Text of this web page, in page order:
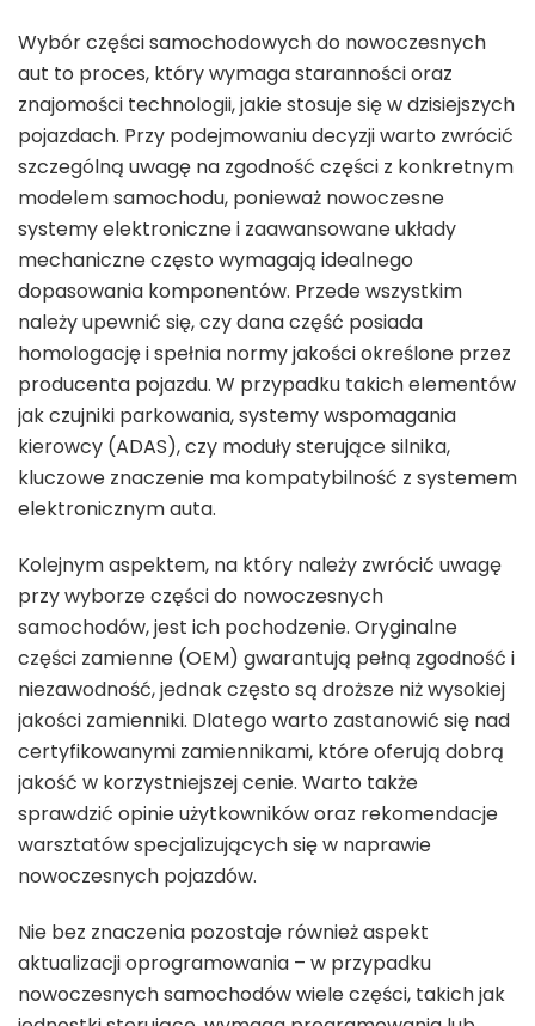
Wybór części samochodowych do nowoczesnych
aut to proces, który wymaga staranności oraz
znajomości technologii, jakie stosuje się w dzisiejszych
pojazdach. Przy podejmowaniu decyzji warto zwrócić
szczególną uwagę na zgodność części z konkretnym
modelem samochodu, ponieważ nowoczesne
systemy elektroniczne i zaawansowane układy
mechaniczne często wymagają idealnego
dopasowania komponentów. Przede wszystkim
należy upewnić się, czy dana część posiada
homologację i spełnia normy jakości określone przez
producenta pojazdu. W przypadku takich elementów
jak czujniki parkowania, systemy wspomagania
kierowcy (ADAS), czy moduły sterujące silnika,
kluczowe znaczenie ma kompatybilność z systemem
elektronicznym auta.
Kolejnym aspektem, na który należy zwrócić uwagę
przy wyborze części do nowoczesnych
samochodów, jest ich pochodzenie. Oryginalne
części zamienne (OEM) gwarantują pełną zgodność i
niezawodność, jednak często są droższe niż wysokiej
jakości zamienniki. Dlatego warto zastanowić się nad
certyfikowanymi zamiennikami, które oferują dobrą
jakość w korzystniejszej cenie. Warto także
sprawdzić opinie użytkowników oraz rekomendacje
warsztatów specjalizujących się w naprawie
nowoczesnych pojazdów.
Nie bez znaczenia pozostaje również aspekt
aktualizacji oprogramowania – w przypadku
nowoczesnych samochodów wiele części, takich jak